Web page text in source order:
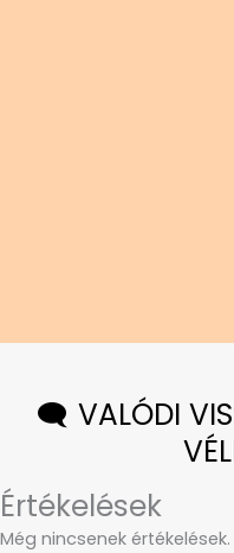
🗨️ VALÓDI
Értékelések
Még nincsenek értékelések.